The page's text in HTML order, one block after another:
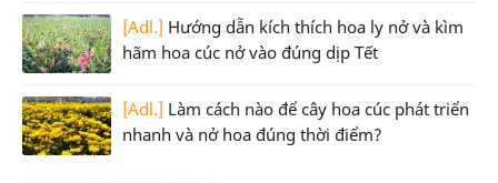
[Adl.] Hướng dẫn kích thích hoa ly nở và kìm
hãm hoa cúc nở vào đúng dịp Tết
[Adl.] Làm cách nào để cây hoa cúc phát triển
nhanh và nở hoa đúng thời điểm?